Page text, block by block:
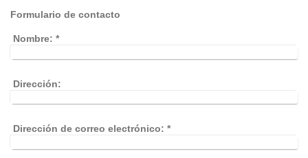
Formulario de contacto
Nombre: *
Dirección:
Dirección de correo electrónico: *